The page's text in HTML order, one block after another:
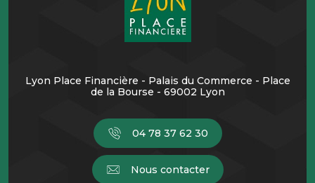
Lyon Place Financière - Palais du Commerce - Place
de la Bourse - 69002 Lyon
04 78 37 62 30
Nous contacter